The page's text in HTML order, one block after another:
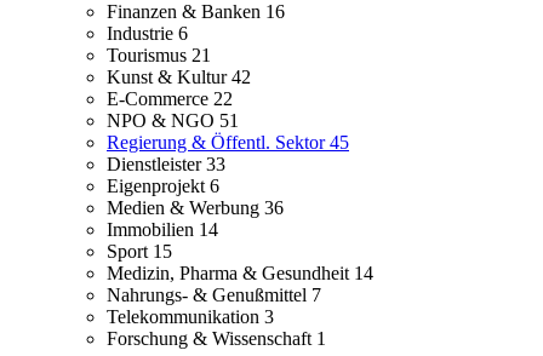
Finanzen & Banken 16
Industrie 6
Tourismus 21
Kunst & Kultur42
E-Commerce 22
NPO & NGO 51
Regierung & Öffentl. Sektor45
Dienstleister33
Eigenprojekt 6
Medien & Werbung 36
Immobilien 14
Sport 15
Medizin, Pharma & Gesundheit 14
Nahrungs- & Genußmittel 7
Telekommunikation 3
Forschung & Wissenschaft 1